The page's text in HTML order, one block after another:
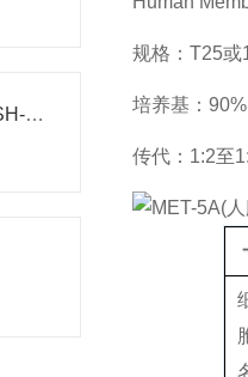
人谷胱甘肽过氧化酶（GSH-Px）检测试剂盒
规格：T25或
培养基：
传代：1:2至